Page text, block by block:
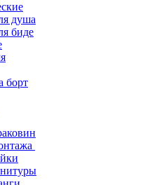
душа
биде
борт